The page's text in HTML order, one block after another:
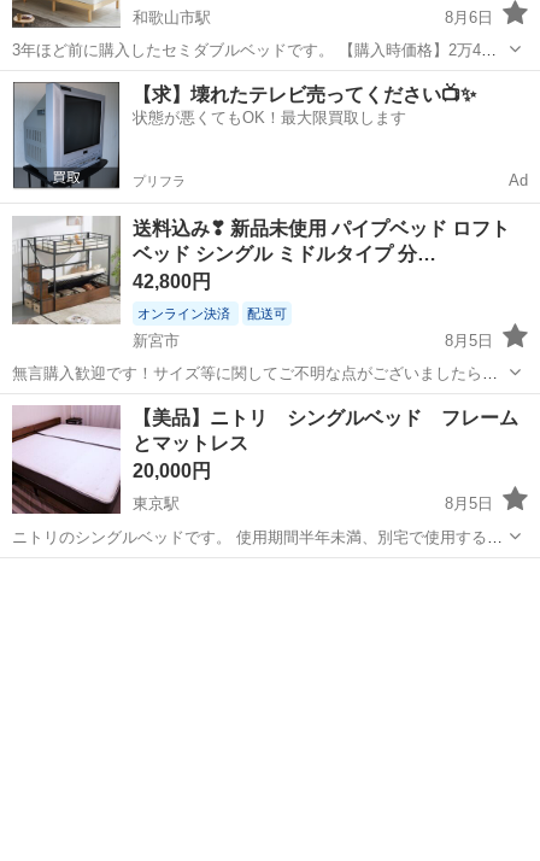
和歌山市駅
8月6日
3年ほど前に購入したセミダブルベッドです。 【購入時価格】2万4千
円ぐらい 【傷などの状態】足の部分など、いくつか傷があります。
【アピールポイント】状態はいいのでまだまだ使えます！ 【希望取引
場所】和歌山市駅近くのハイ...
和歌山 和歌山市 和歌山市駅 ベッド
【求】壊れたテレビ売ってください📺✨
状態が悪くてもOK！最大限買取します
プリフラ Ad
送料込み❣ 新品未使用 パイプベッド ロフト
ベッド シングル ミドルタイプ 分…
42,800円
オンライン決済 配送可
新宮市
8月5日
無言購入歓迎です！サイズ等に関してご不明な点がございましたら、
ご遠慮なくお問い合わせください。 郵送のみのご対応となりますので
よろしくお願いします。 北海道、沖縄は別途送料がかかる場合がござ
いますので、該当地域の方はコメ...
和歌山 新宮市 ベッド 階段
【美品】ニトリ シングルベッド フレーム
とマットレス
20,000円
東京駅
8月5日
ニトリのシングルベッドです。 使用期間半年未満、別宅で使用するた
めの購入でしたので、未使用に近いです。 ◆ニトリ すのこベッドフ